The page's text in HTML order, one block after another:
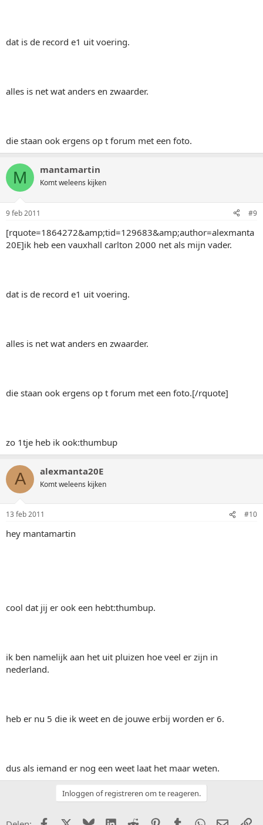
dat is de record e1 uit voering.
alles is net wat anders en zwaarder.
die staan ook ergens op t forum met een foto.
M mantamartin
Komt weleens kijken
9 feb 2011 #9
[rquote=1864272&amp;tid=129683&amp;author=alexmanta
20E]ik heb een vauxhall carlton 2000 net als mijn vader.
dat is de record e1 uit voering.
alles is net wat anders en zwaarder.
die staan ook ergens op t forum met een foto.[/rquote]
zo 1tje heb ik ook:thumbup
A alexmanta20E
Komt weleens kijken
13 feb 2011 #10
hey mantamartin
cool dat jij er ook een hebt:thumbup.
ik ben namelijk aan het uit pluizen hoe veel er zijn in
nederland.
heb er nu 5 die ik weet en de jouwe erbij worden er 6.
dus als iemand er nog een weet laat het maar weten.
Inloggen of registreren om te reageren.
FacebookX (Twitter)
BlueskyLinkedIn
Reddit PinterestTumblr WhatsApp
E-mail